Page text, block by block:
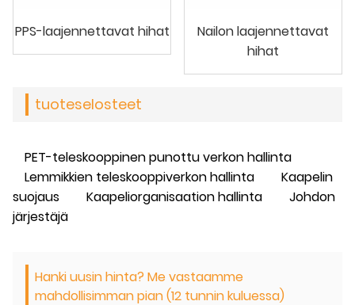
PPS-laajennettavat hihat
Nailon laajennettavat
hihat
tuoteselosteet
PET-teleskooppinen punottu verkon hallinta
Lemmikkien teleskooppiverkon hallinta
Kaapelin
suojaus
Kaapeliorganisaation hallinta
Johdon
järjestäjä
Hanki uusin hinta? Me vastaamme
mahdollisimman pian (12 tunnin kuluessa)